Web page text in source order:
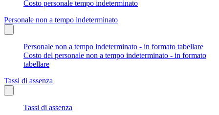
Costo personale tempo indeterminato
Personale non a tempo indeterminato
Personale non a tempo indeterminato - in formato tabellare
Costo del personale non a tempo indeterminato - in formato
tabellare
Tassi di assenza
Tassi di assenza